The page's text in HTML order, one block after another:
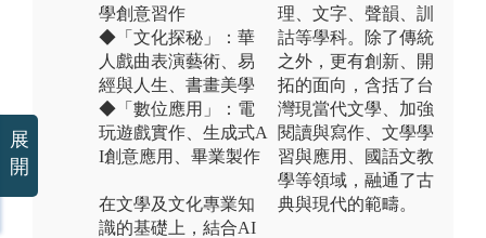
學創意習作
◆「文化探秘」：華
人戲曲表演藝術、易
經與人生、書畫美學
◆「數位應用」：電
玩遊戲實作、生成式A
I創意應用、畢業製作
在文學及文化專業知
識的基礎上，結合AI
理、文字、聲韻、訓
詁等學科。除了傳統
之外，更有創新、開
拓的面向，含括了台
灣現當代文學、加強
閱讀與寫作、文學學
習與應用、國語文教
學等領域，融通了古
典與現代的範疇。
展
開